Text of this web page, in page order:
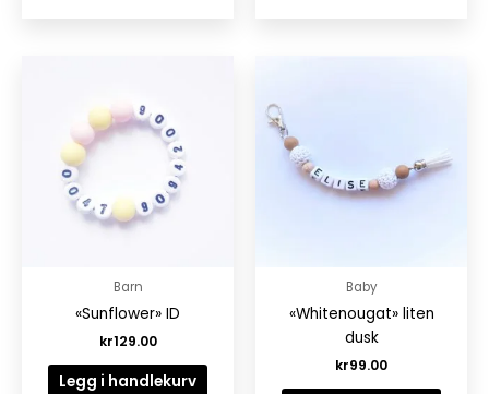
Barn
«Sunflower» ID
kr129.00
Legg i handlekurv
Baby
«Whitenougat» liten
dusk
kr99.00